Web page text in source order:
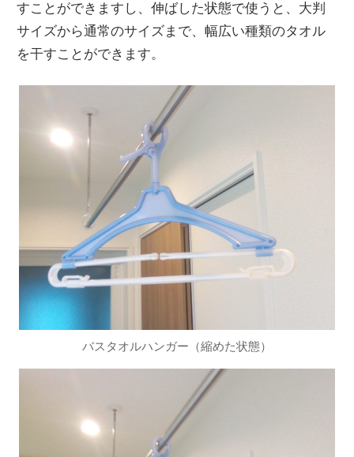
すことができますし、伸ばした状態で使うと、大判
サイズから通常のサイズまで、幅広い種類のタオル
を干すことができます。
バスタオルハンガー（縮めた状態）